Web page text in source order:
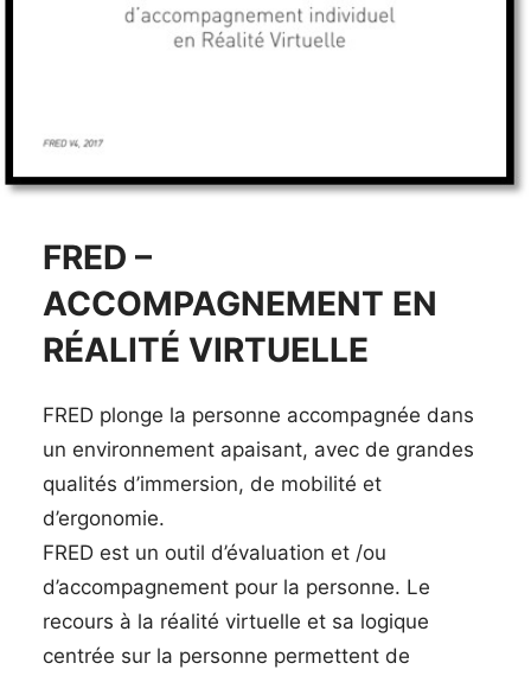
FRED –
ACCOMPAGNEMENT EN
RÉALITÉ VIRTUELLE
FRED plonge la personne accompagnée dans
un environnement apaisant, avec de grandes
qualités d’immersion, de mobilité et
d’ergonomie.
FRED est un outil d’évaluation et /ou
d’accompagnement pour la personne. Le
recours à la réalité virtuelle et sa logique
centrée sur la personne permettent de